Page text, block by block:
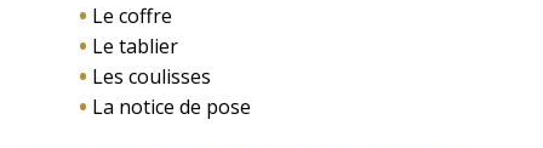
Le coffre
Le tablier
Les coulisses
La notice de pose